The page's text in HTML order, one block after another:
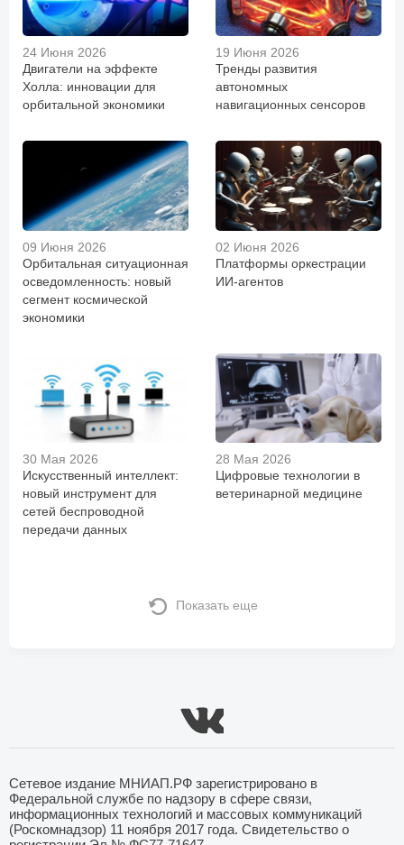
24 Июня 2026
Двигатели на эффекте
Холла: инновации для
орбитальной экономики
19 Июня 2026
Тренды развития
автономных
навигационных сенсоров
09 Июня 2026
Орбитальная ситуационная
осведомленность: новый
сегмент космической
экономики
02 Июня 2026
Платформы оркестрации
ИИ-агентов
30 Мая 2026
Искусственный интеллект:
новый инструмент для
сетей беспроводной
передачи данных
28 Мая 2026
Цифровые технологии в
ветеринарной медицине
Показать еще
Сетевое издание МНИАП.РФ зарегистрировано в
Федеральной службе по надзору в сфере связи,
информационных технологий и массовых коммуникаций
(Роскомнадзор) 11 ноября 2017 года. Свидетельство о